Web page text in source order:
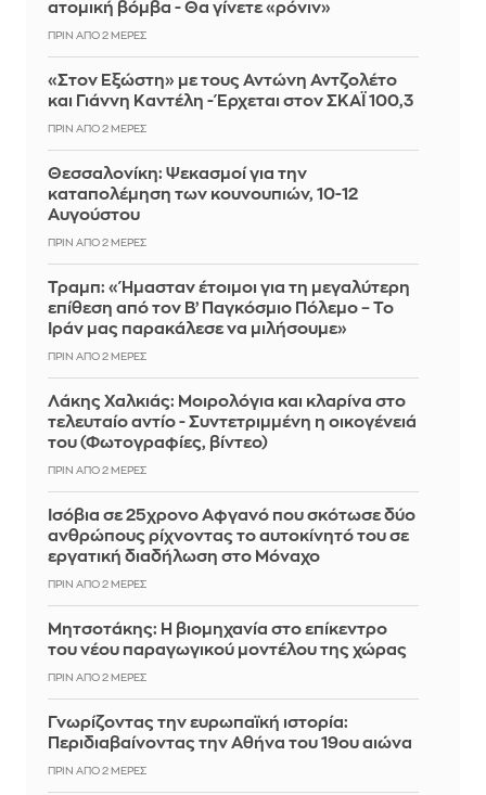
ατομική βόμβα - Θα γίνετε «ρόνιν»
ΠΡΙΝ ΑΠΌ 2 ΜΈΡΕΣ
«Στον Εξώστη» με τους Αντώνη Αντζολέτο
και Γιάννη Καντέλη - Έρχεται στον ΣΚΑΪ 100,3
ΠΡΙΝ ΑΠΌ 2 ΜΈΡΕΣ
Θεσσαλονίκη: Ψεκασμοί για την
καταπολέμηση των κουνουπιών, 10-12
Αυγούστου
ΠΡΙΝ ΑΠΌ 2 ΜΈΡΕΣ
Τραμπ: «Ήμασταν έτοιμοι για τη μεγαλύτερη
επίθεση από τον Β’ Παγκόσμιο Πόλεμο – Το
Ιράν μας παρακάλεσε να μιλήσουμε»
ΠΡΙΝ ΑΠΌ 2 ΜΈΡΕΣ
Λάκης Χαλκιάς: Mοιρολόγια και κλαρίνα στο
τελευταίο αντίο - Συντετριμμένη η οικογένειά
του (Φωτογραφίες, βίντεο)
ΠΡΙΝ ΑΠΌ 2 ΜΈΡΕΣ
Ισόβια σε 25χρονο Αφγανό που σκότωσε δύο
ανθρώπους ρίχνοντας το αυτοκίνητό του σε
εργατική διαδήλωση στο Μόναχο
ΠΡΙΝ ΑΠΌ 2 ΜΈΡΕΣ
Μητσοτάκης: Η βιομηχανία στο επίκεντρο
του νέου παραγωγικού μοντέλου της χώρας
ΠΡΙΝ ΑΠΌ 2 ΜΈΡΕΣ
Γνωρίζοντας την ευρωπαϊκή ιστορία:
Περιδιαβαίνοντας την Αθήνα του 19ου αιώνα
ΠΡΙΝ ΑΠΌ 2 ΜΈΡΕΣ